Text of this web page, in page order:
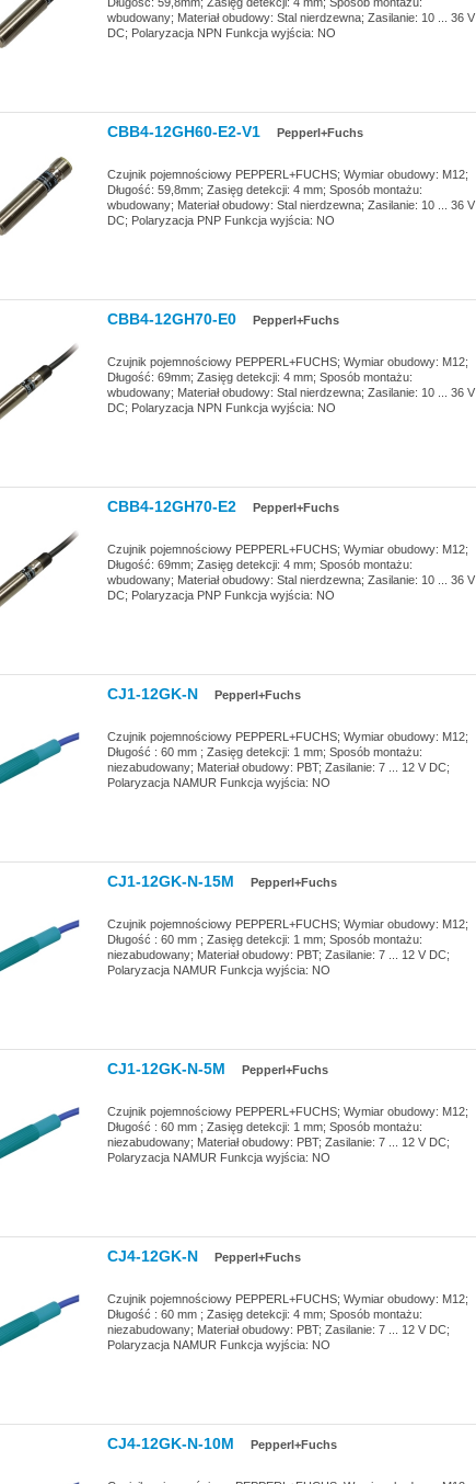
wbudowany; Materiał obudowy: Stal nierdzewna; Zasilanie: 10 ... 36 V
DC; Polaryzacja NPN Funkcja wyjścia: NO
CBB4-12GH60-E2-V1 Pepperl+Fuchs
Czujnik pojemnościowy PEPPERL+FUCHS; Wymiar obudowy: M12;
Długość: 59,8mm; Zasięg detekcji: 4 mm; Sposób montażu:
wbudowany; Materiał obudowy: Stal nierdzewna; Zasilanie: 10 ... 36 V
DC; Polaryzacja PNP Funkcja wyjścia: NO
CBB4-12GH70-E0 Pepperl+Fuchs
Czujnik pojemnościowy PEPPERL+FUCHS; Wymiar obudowy: M12;
Długość: 69mm; Zasięg detekcji: 4 mm; Sposób montażu:
wbudowany; Materiał obudowy: Stal nierdzewna; Zasilanie: 10 ... 36 V
DC; Polaryzacja NPN Funkcja wyjścia: NO
CBB4-12GH70-E2 Pepperl+Fuchs
Czujnik pojemnościowy PEPPERL+FUCHS; Wymiar obudowy: M12;
Długość: 69mm; Zasięg detekcji: 4 mm; Sposób montażu:
wbudowany; Materiał obudowy: Stal nierdzewna; Zasilanie: 10 ... 36 V
DC; Polaryzacja PNP Funkcja wyjścia: NO
CJ1-12GK-N Pepperl+Fuchs
Czujnik pojemnościowy PEPPERL+FUCHS; Wymiar obudowy: M12;
Długość : 60 mm ; Zasięg detekcji: 1 mm; Sposób montażu:
niezabudowany; Materiał obudowy: PBT; Zasilanie: 7 ... 12 V DC;
Polaryzacja NAMUR Funkcja wyjścia: NO
CJ1-12GK-N-15M Pepperl+Fuchs
Czujnik pojemnościowy PEPPERL+FUCHS; Wymiar obudowy: M12;
Długość : 60 mm ; Zasięg detekcji: 1 mm; Sposób montażu:
niezabudowany; Materiał obudowy: PBT; Zasilanie: 7 ... 12 V DC;
Polaryzacja NAMUR Funkcja wyjścia: NO
CJ1-12GK-N-5M Pepperl+Fuchs
Czujnik pojemnościowy PEPPERL+FUCHS; Wymiar obudowy: M12;
Długość : 60 mm ; Zasięg detekcji: 1 mm; Sposób montażu:
niezabudowany; Materiał obudowy: PBT; Zasilanie: 7 ... 12 V DC;
Polaryzacja NAMUR Funkcja wyjścia: NO
CJ4-12GK-N Pepperl+Fuchs
Czujnik pojemnościowy PEPPERL+FUCHS; Wymiar obudowy: M12;
Długość : 60 mm ; Zasięg detekcji: 4 mm; Sposób montażu:
niezabudowany; Materiał obudowy: PBT; Zasilanie: 7 ... 12 V DC;
Polaryzacja NAMUR Funkcja wyjścia: NO
CJ4-12GK-N-10M Pepperl+Fuchs